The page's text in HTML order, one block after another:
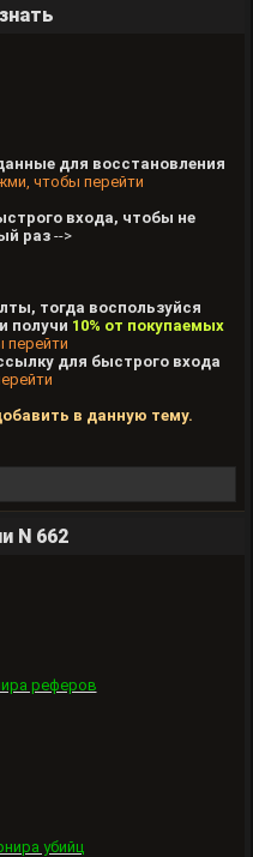
для восстановления
чтобы перейти
входа, чтобы не
раз -->
тогда воспользуйся
получи 10% от покупаемых
перейти
для быстрого входа
в данную тему.
N 662
реферов
убийц